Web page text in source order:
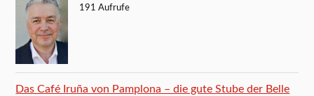
191 Aufrufe
Das Café Iruña von Pamplona – die gute Stube der Belle